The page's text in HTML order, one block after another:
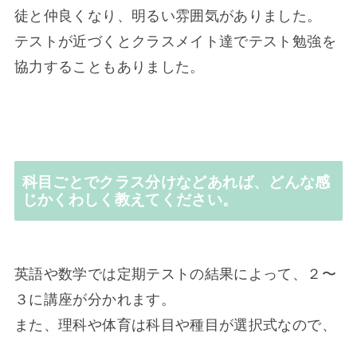
徒と仲良くなり、明るい雰囲気がありました。
テストが近づくとクラスメイト達でテスト勉強を
協力することもありました。
科目ごとでクラス分けなどあれば、どんな感
じかくわしく教えてください。
英語や数学では定期テストの結果によって、２〜
３に講座が分かれます。
また、理科や体育は科目や種目が選択式なので、